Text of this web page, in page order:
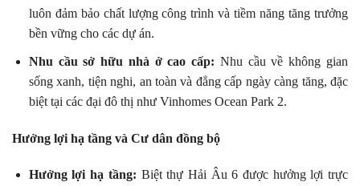
luôn đảm bảo chất lượng công trình và tiềm năng tăng trưởng
bền vững cho các dự án.
Nhu cầu sở hữu nhà ở cao cấp: Nhu cầu về không gian
sống xanh, tiện nghi, an toàn và đẳng cấp ngày càng tăng, đặc
biệt tại các đại đô thị như Vinhomes Ocean Park 2.
Hưởng lợi hạ tầng và Cư dân đồng bộ
Hưởng lợi hạ tầng: Biệt thự Hải Âu 6 được hưởng lợi trực